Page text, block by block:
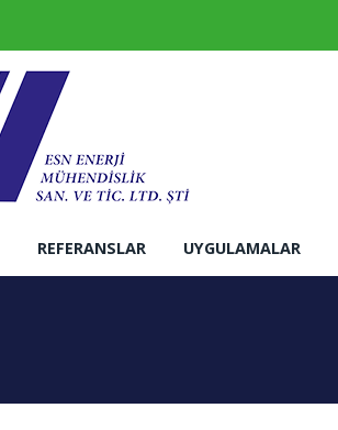
REFERANSLAR UYGULAMALAR